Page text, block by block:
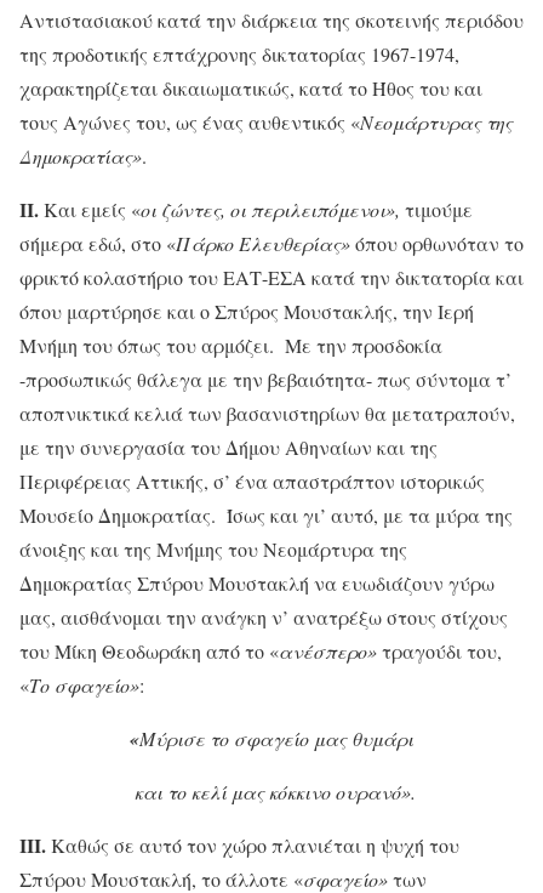
Αντιστασιακού κατά την διάρκεια της σκοτεινής περιόδου
της προδοτικής επτάχρονης δικτατορίας 1967-1974,
χαρακτηρίζεται δικαιωματικώς, κατά το Ήθος του και
τους Αγώνες του, ως ένας αυθεντικός «Νεομάρτυρας της
Δημοκρατίας».
ΙΙ.Και εμείς «οι ζώντες, οι περιλειπόμενοι», τιμούμε
σήμερα εδώ, στο «Πάρκο Ελευθερίας»όπου ορθωνόταν το
φρικτό κολαστήριο του ΕΑΤ-ΕΣΑ κατά την δικτατορία και
όπου μαρτύρησε και ο Σπύρος Μουστακλής, την Ιερή
Μνήμη του όπως του αρμόζει. Με την προσδοκία
-προσωπικώς θάλεγα με την βεβαιότητα- πως σύντομα τ’
αποπνικτικά κελιά των βασανιστηρίων θα μετατραπούν,
με την συνεργασία του Δήμου Αθηναίων και της
Περιφέρειας Αττικής, σ’ ένα απαστράπτον ιστορικώς
Μουσείο Δημοκρατίας. Ίσως και γι’ αυτό, με τα μύρα της
άνοιξης και της Μνήμης του Νεομάρτυρα της
Δημοκρατίας Σπύρου Μουστακλή να ευωδιάζουν γύρω
μας, αισθάνομαι την ανάγκη ν’ ανατρέξω στους στίχους
του Μίκη Θεοδωράκη από το «ανέσπερο»τραγούδι του,
«Το σφαγείο»:
«Μύρισε το σφαγείο μας θυμάρι
και το κελί μας κόκκινο ουρανό».
ΙΙΙ.Καθώς σε αυτό τον χώρο πλανιέται η ψυχή του
Σπύρου Μουστακλή, το άλλοτε «σφαγείο»των